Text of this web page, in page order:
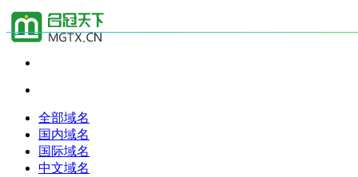
全部域名
国内域名
国际域名
中文域名